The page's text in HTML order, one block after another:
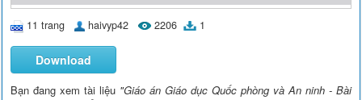
11 trang haivyp42 2206 1
Download
Bạn đang xem tài liệu "Giáo án Giáo dục Quốc phòng và An ninh - Bài